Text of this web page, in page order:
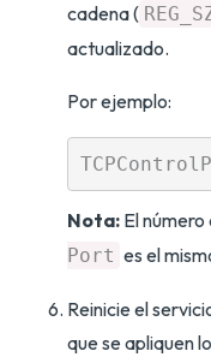
cadena (
actualizado.
Por ejemplo:
Nota: El
Port es el
Reinicie el
que se apliquen